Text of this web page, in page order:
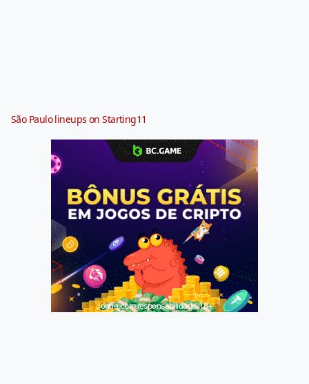
São Paulo lineups on Starting11
Jogue com responsabilidade. 18+